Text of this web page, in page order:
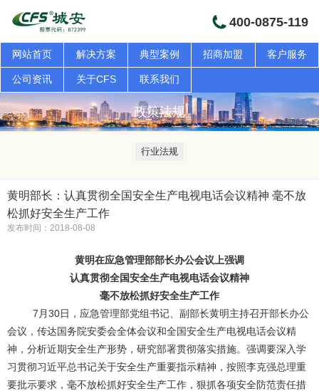
400-0875-119
网站首页 解决方案 典型案例 招商加盟 客户服务
公司资讯 关于CFS 联系我们
政策法规
行业法规
黄明部长：认真贯彻全国安全生产电视电话会议精神 毫不放
松抓好安全生产工作
发布时间：2018-08-08
黄明在应急管理部部长办公会议上强调
认真贯彻全国安全生产电视电话会议精神
毫不放松抓好安全生产工作
7月30日，应急管理部党组书记、副部长黄明主持召开部长办公
会议，传达国务院安委会全体会议和全国安全生产电视电话会议精
神，分析近期安全生产形势，研究部署贯彻落实措施。强调要深入学
习贯彻习近平总书记关于安全生产重要指示精神，按照李克强总理重
要批示要求，毫不放松抓好安全生产工作，狠抓各项安全防范责任措